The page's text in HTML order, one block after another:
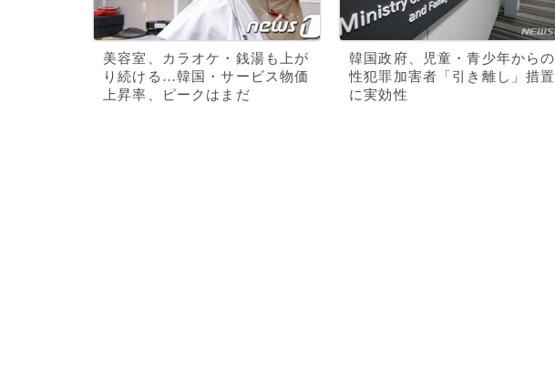
美容室、カラオケ・銭湯も上が
り続ける…韓国・サービス物価
上昇率、ピークはまだ
韓国政府、児童・青少年からの
性犯罪加害者「引き離し」措置
に実効性